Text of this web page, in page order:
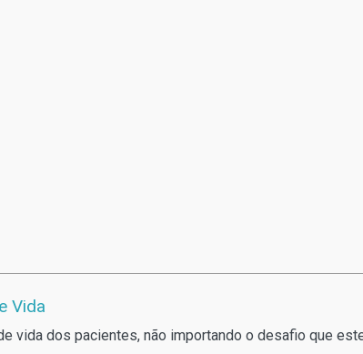
Vida
vida dos pacientes, não importando o desafio que